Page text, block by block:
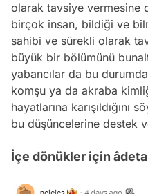
olarak tavsiye vermesine
birçok insan, bildiği ve
sahibi ve sürekli olarak
büyük bir bölümünü
yabancılar da bu
komşu ya da akraba
hayatlarına karışıldığını
bu düşüncelerine destek
İçe dönükler için